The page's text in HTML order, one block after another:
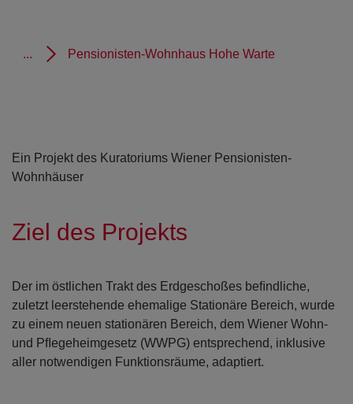
... Pensionisten-Wohnhaus Hohe Warte
Ein Projekt des Kuratoriums Wiener Pensionisten-
Wohnhäuser
Ziel des Projekts
Der im östlichen Trakt des Erdgeschoßes beﬁndliche,
zuletzt leerstehende ehemalige Stationäre Bereich, wurde
zu einem neuen stationären Bereich, dem Wiener Wohn-
und Pﬂegeheimgesetz (WWPG) entsprechend, inklusive
aller notwendigen Funktionsräume, adaptiert.